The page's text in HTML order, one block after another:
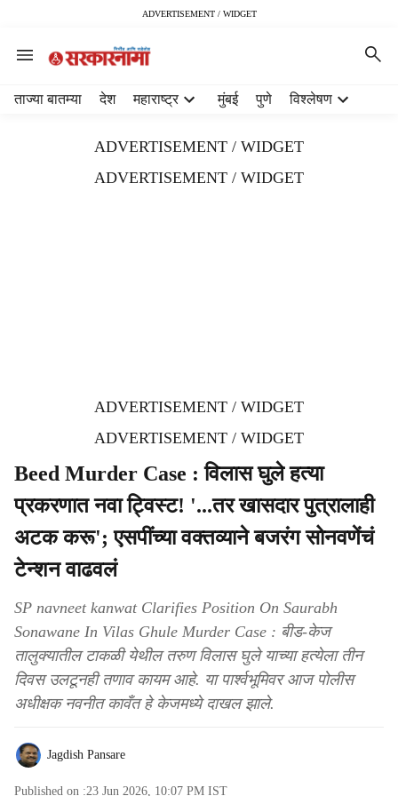
ADVERTISEMENT / WIDGET
ताज्या बातम्या देश महाराष्ट्र मुंबई पुणे विश्लेषण
ADVERTISEMENT / WIDGET
ADVERTISEMENT / WIDGET
ADVERTISEMENT / WIDGET
ADVERTISEMENT / WIDGET
Beed Murder Case : विलास घुले हत्या
प्रकरणात नवा ट्विस्ट! '...तर खासदार पुत्रालाही
अटक करू'; एसपींच्या वक्तव्याने बजरंग सोनवणेंचं
टेन्शन वाढवलं
SP navneet kanwat Clarifies Position On Saurabh
Sonawane In Vilas Ghule Murder Case : बीड-केज
तालुक्यातील टाकळी येथील तरुण विलास घुले याच्या हत्येला तीन
दिवस उलटूनही तणाव कायम आहे. या पार्श्वभूमिवर आज पोलीस
अधीक्षक नवनीत कावँत हे केजमध्ये दाखल झाले.
Jagdish Pansare
Published on :23 Jun 2026, 10:07 PM IST